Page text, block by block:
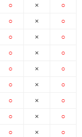
○
○
○
○
○
○
○
○
○
×
×
×
×
×
×
×
×
×
○
○
○
○
○
○
○
○
○